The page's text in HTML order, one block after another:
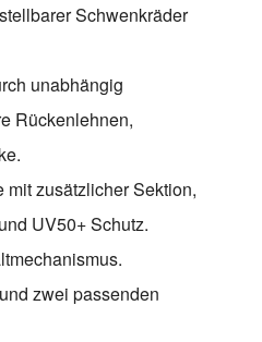
Schwenkräder
unabhängig
Rückenlehnen,
zusätzlicher Sektion,
UV50+ Schutz.
zwei passenden